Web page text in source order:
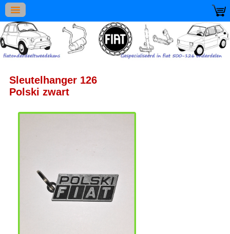
Sleutelhanger 126
Polski zwart